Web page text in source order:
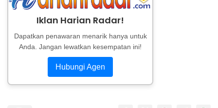
Iklan Harian Radar!
Dapatkan penawaran menarik hanya untuk
Anda. Jangan lewatkan kesempatan ini!
Hubungi Agen